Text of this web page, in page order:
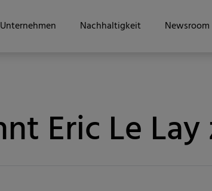
Unternehmen Nachhaltigkeit Newsroom
Eric Le Lay